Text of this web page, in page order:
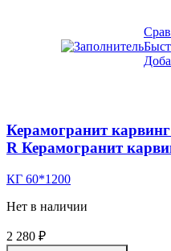
Керамогранит
R Керамогранит
КГ 60*1200
Нет в наличии
2 280 ₽